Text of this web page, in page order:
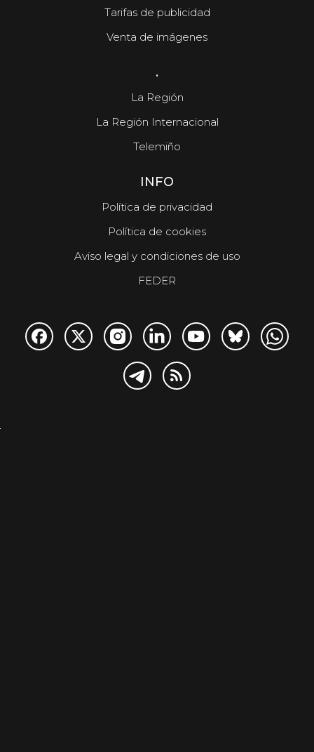
Tarifas de publicidad
Venta de imágenes
.
La Región
La Región Internacional
Telemiño
INFO
Política de privacidad
Política de cookies
Aviso legal y condiciones de uso
FEDER